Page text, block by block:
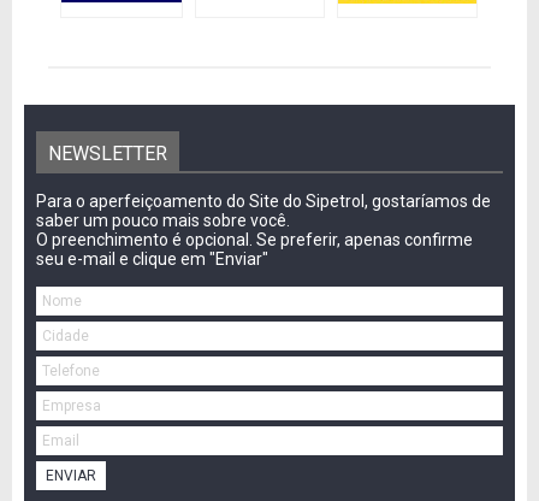
NEWSLETTER
Para o aperfeiçoamento do Site do Sipetrol, gostaríamos de
saber um pouco mais sobre você.
O preenchimento é opcional. Se preferir, apenas confirme
seu e-mail e clique em "Enviar"
ENVIAR